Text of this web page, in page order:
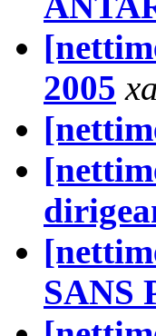
2005
SANS